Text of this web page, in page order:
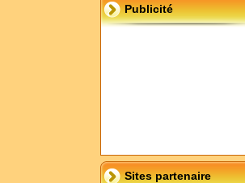
Publicité
Sites partenaire